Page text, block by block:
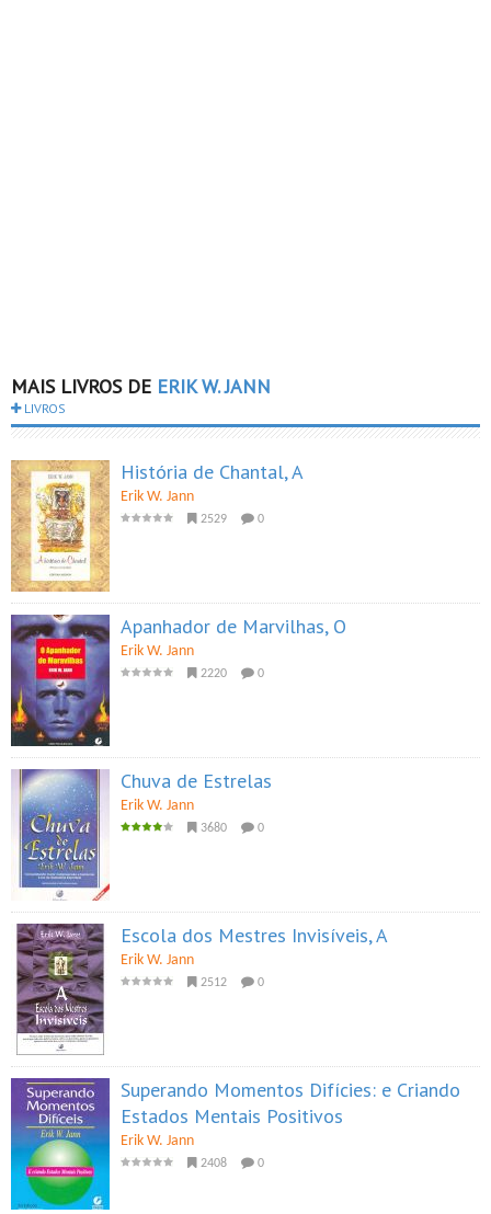
MAIS LIVROS DE ERIK W. JANN
LIVROS
História de Chantal, A
Erik W. Jann
2529 0
Apanhador de Marvilhas, O
Erik W. Jann
2220 0
Chuva de Estrelas
Erik W. Jann
3680 0
Escola dos Mestres Invisíveis, A
Erik W. Jann
2512 0
Superando Momentos Difícies: e Criando
Estados Mentais Positivos
Erik W. Jann
2408 0